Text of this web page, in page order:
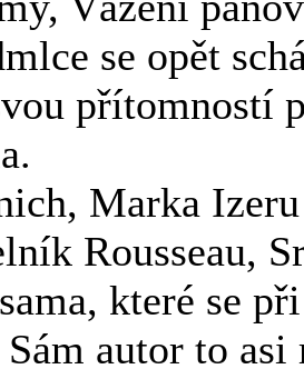
se opět
přítomností
Marka
Rousseau,
které se
autor to